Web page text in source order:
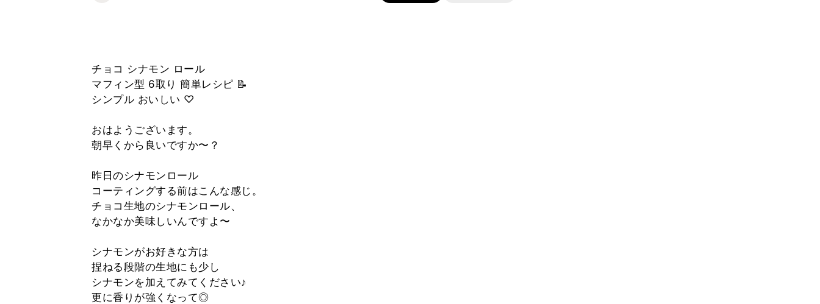
チョコ シナモン ロール
マフィン型 6取り 簡単レシピ 📝
シンプル おいしい ♡
おはようございます。
朝早くから良いですか〜？
昨日のシナモンロール
コーティングする前はこんな感じ。
チョコ生地のシナモンロール、
なかなか美味しいんですよ〜
シナモンがお好きな方は
捏ねる段階の生地にも少し
シナモンを加えてみてください♪
更に香りが強くなって◎